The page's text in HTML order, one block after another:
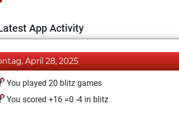
App Activity
April 28, 2025
You played 20 blitz games
You scored +16 =0 -4 in blitz